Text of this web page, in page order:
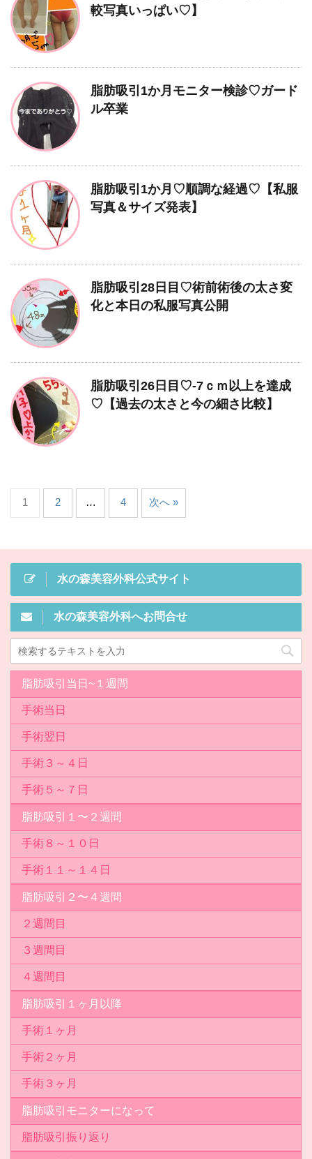
較写真いっぱい♡】
脂肪吸引1か月モニター検診♡ガード
ル卒業
脂肪吸引1か月♡順調な経過♡【私服
写真＆サイズ発表】
脂肪吸引28日目♡術前術後の太さ変
化と本日の私服写真公開
脂肪吸引26日目♡-7ｃｍ以上を達成
♡【過去の太さと今の細さ比較】
1 2 … 4 次へ »
水の森美容外科公式サイト
水の森美容外科へお問合せ
脂肪吸引当日~１週間
手術当日
手術翌日
手術３～４日
手術５～７日
脂肪吸引１〜２週間
手術８～１０日
手術１１～１４日
脂肪吸引２〜４週間
２週間目
３週間目
４週間目
脂肪吸引１ヶ月以降
手術１ヶ月
手術２ヶ月
手術３ヶ月
脂肪吸引モニターになって
脂肪吸引振り返り